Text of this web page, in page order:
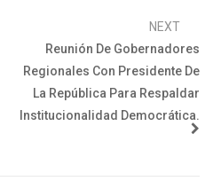
NEXT
Reunión De Gobernadores
Regionales Con Presidente De
La República Para Respaldar
Institucionalidad Democrática.